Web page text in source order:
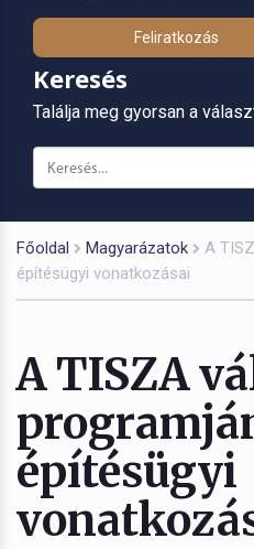
Feliratkozás
Keresés
Találja meg gyorsan a
Főoldal Magyarázatok
A
építésügyi vonatkozásai
A TISZA
építésügyi